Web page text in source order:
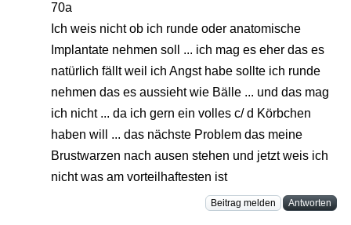
70a
Ich weis nicht ob ich runde oder anatomische
Implantate nehmen soll ... ich mag es eher das es
natürlich fällt weil ich Angst habe sollte ich runde
nehmen das es aussieht wie Bälle ... und das mag
ich nicht ... da ich gern ein volles c/ d Körbchen
haben will ... das nächste Problem das meine
Brustwarzen nach ausen stehen und jetzt weis ich
nicht was am vorteilhaftesten ist
Beitrag melden Antworten